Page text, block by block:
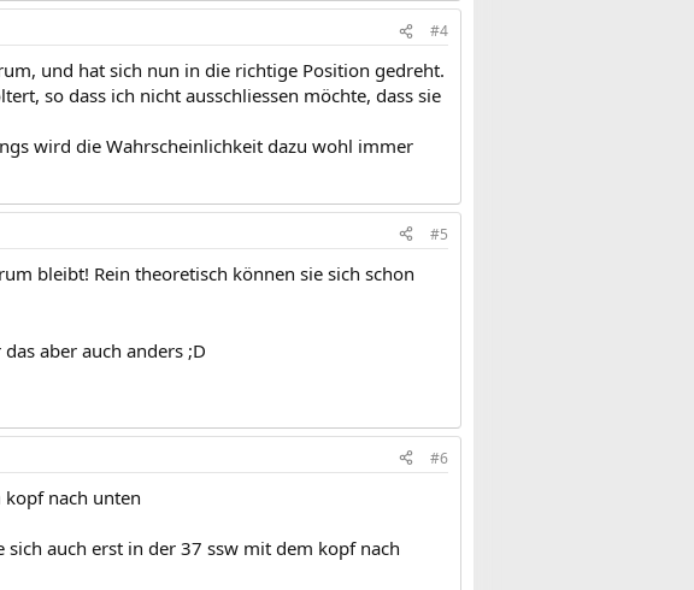
#4
und hat sich nun in die richtige Position gedreht.
so dass ich nicht ausschliessen möchte, dass sie
wird die Wahrscheinlichkeit dazu wohl immer
#5
bleibt! Rein theoretisch können sie sich schon
aber auch anders ;D
#6
nach unten
auch erst in der 37 ssw mit dem kopf nach